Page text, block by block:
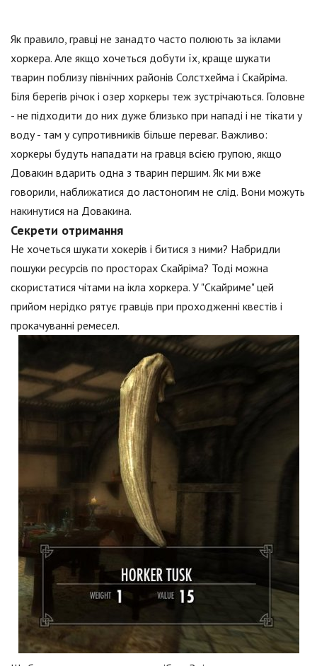
Як правило, гравці не занадто часто полюють за іклами
хоркера. Але якщо хочеться добути їх, краще шукати
тварин поблизу північних районів Солстхейма і Скайріма.
Біля берегів річок і озер хоркеры теж зустрічаються. Головне
- не підходити до них дуже близько при нападі і не тікати у
воду - там у супротивників більше переваг. Важливо:
хоркеры будуть нападати на гравця всією групою, якщо
Довакин вдарить одна з тварин першим. Як ми вже
говорили, наближатися до ластоногим не слід. Вони можуть
накинутися на Довакина.
Секрети отримання
Не хочеться шукати хокерів і битися з ними? Набридли
пошуки ресурсів по просторах Скайріма? Тоді можна
скористатися чітами на ікла хоркера. У "Скайриме" цей
прийом нерідко рятує гравців при проходженні квестів і
прокачуванні ремесел.